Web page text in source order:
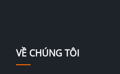
VỀ CHÚNG TÔI